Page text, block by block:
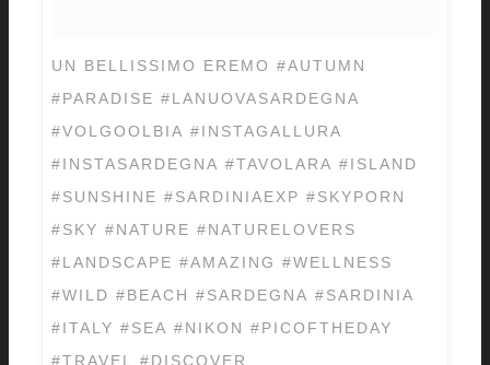
UN BELLISSIMO EREMO #AUTUMN
#PARADISE #LANUOVASARDEGNA
#VOLGOOLBIA #INSTAGALLURA
#INSTASARDEGNA #TAVOLARA #ISLAND
#SUNSHINE #SARDINIAEXP #SKYPORN
#SKY #NATURE #NATURELOVERS
#LANDSCAPE #AMAZING #WELLNESS
#WILD #BEACH #SARDEGNA #SARDINIA
#ITALY #SEA #NIKON #PICOFTHEDAY
#TRAVEL #DISCOVER